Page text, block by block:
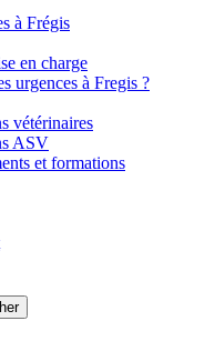
à Frégis
en charge
urgences à Fregis ?
vétérinaires
ASV
et formations